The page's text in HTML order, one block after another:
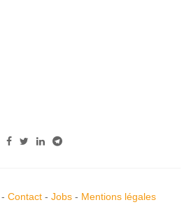
Contact- Jobs- Mentions légales